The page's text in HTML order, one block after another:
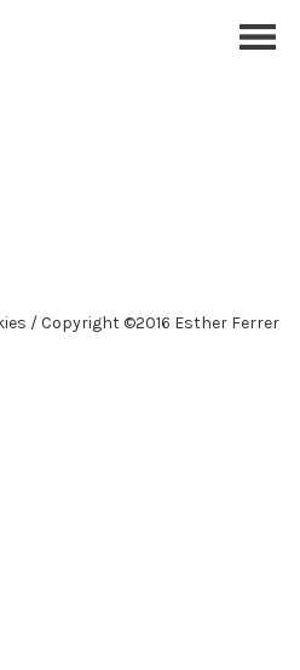
Copyright ©2016 Esther Ferrer